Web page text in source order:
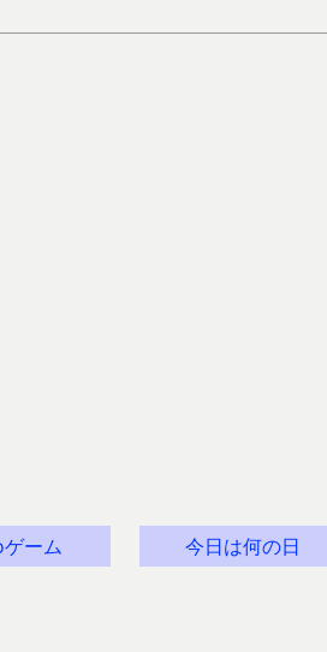
ーム 今日は何の日